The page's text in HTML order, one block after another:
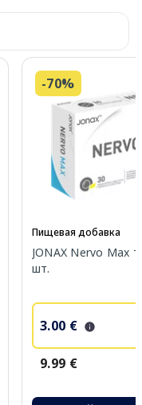
-70%
Пищевая добавка
JONAX Nervo Max
шт.
3.00 €
9.99 €